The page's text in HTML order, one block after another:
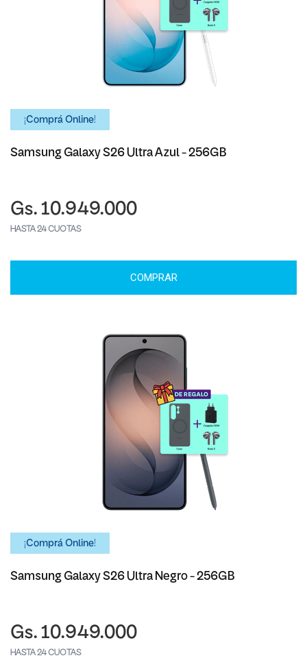
¡Comprá Online!
Samsung Galaxy S26 Ultra Azul - 256GB
Gs. 10.949.000
HASTA 24 CUOTAS
COMPRAR
¡Comprá Online!
Samsung Galaxy S26 Ultra Negro - 256GB
Gs. 10.949.000
HASTA 24 CUOTAS